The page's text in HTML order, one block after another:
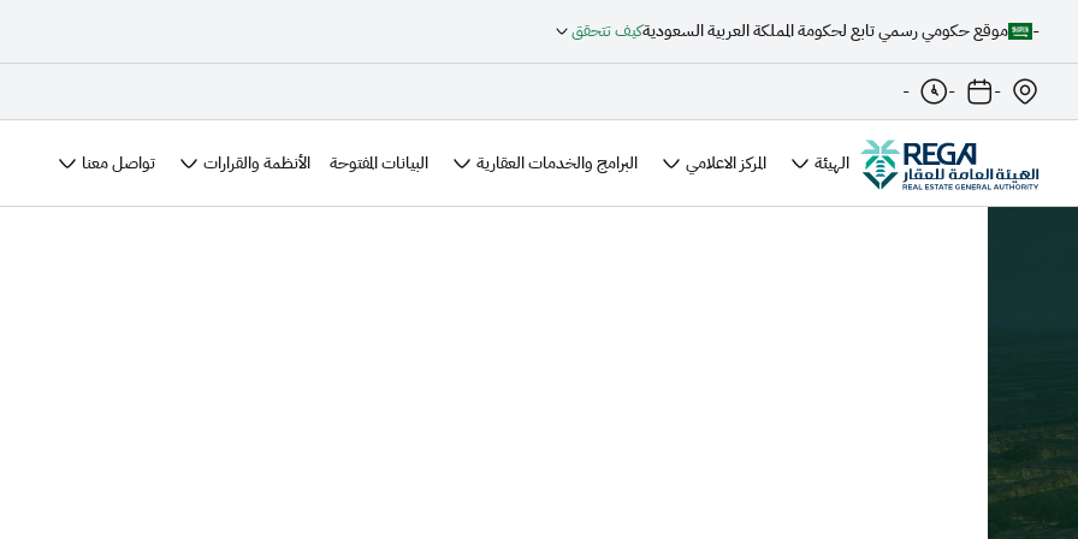
- موقع حكومي رسمي تابع لحكومة المملكة العربية السعوديةكيف تتحقق
-
-
-
الهيئة المركز الاعلامي البرامج والخدمات العقارية البيانات المفتوحة الأنظمة والقرارات تواصل معنا